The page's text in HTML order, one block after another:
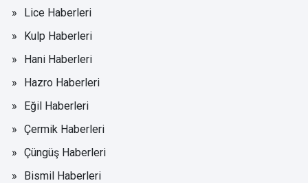
Lice Haberleri
Kulp Haberleri
Hani Haberleri
Hazro Haberleri
Eğil Haberleri
Çermik Haberleri
Çüngüş Haberleri
Bismil Haberleri